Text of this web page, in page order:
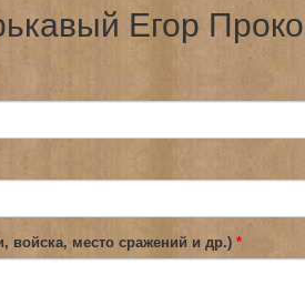
Егор
войска, место сражений и др.) *